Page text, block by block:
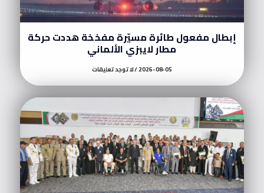
إبطال مفعول طائرة مسيّرة مفخخة هددت حركة
مطار لايبزي الألماني
2026-08-05 لا توجد تعليقات